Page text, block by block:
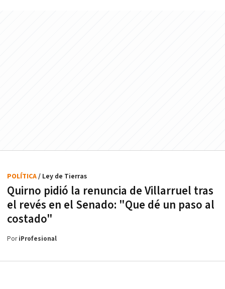
Quirno pidió la renuncia de Villarruel tras
el revés en el Senado: "Que dé un paso al
costado"
POLÍTICA/ Ley de Tierras
PoriProfesional